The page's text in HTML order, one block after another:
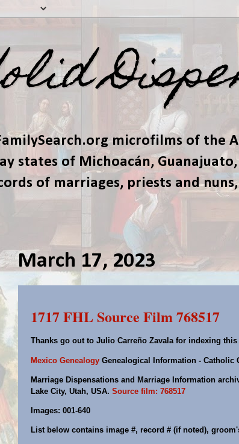
microfilms of
states of Michoacán,
of marriages, priests and
March 17, 2023
1717 FHL Source Film 768517
Thanks go out to Julio Carreño Zavala for indexing
Mexico Genealogy Genealogical Information - Catholic
Marriage Dispensations and Marriage Information
Lake City, Utah, USA. Source film: 768517
Images: 001-640
List below contains image #, record # (if noted),